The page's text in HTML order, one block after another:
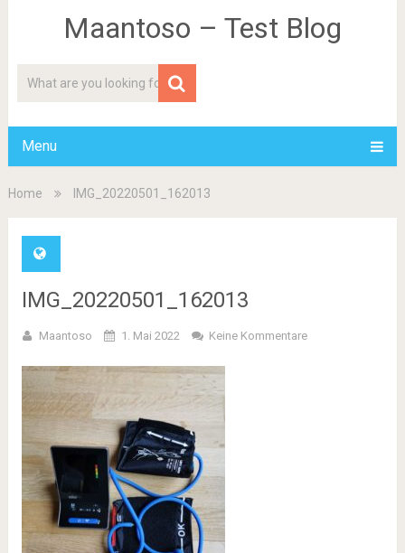
Maantoso – Test Blog
Menu
Home IMG_20220501_162013
IMG_20220501_162013
Maantoso 1. Mai 2022 Keine Kommentare